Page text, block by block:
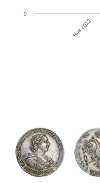
Янв 2012
0